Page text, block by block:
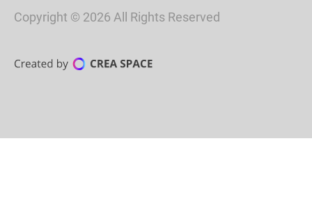
Copyright © 2026 All Rights Reserved